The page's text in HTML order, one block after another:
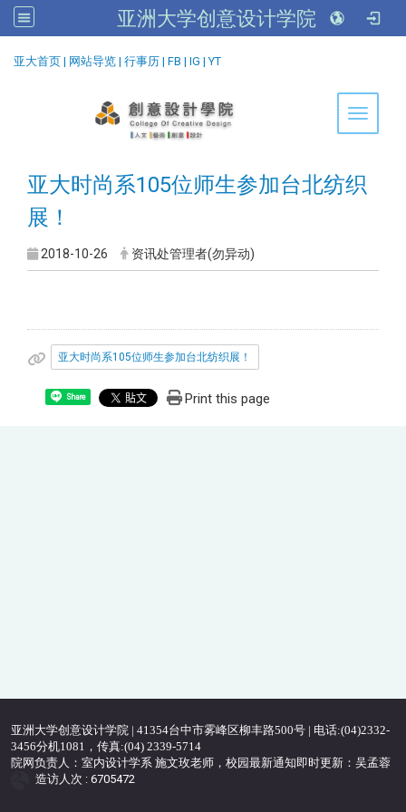
亚洲大学创意设计学院
亚大首页 | 网站导览 | 行事历 | FB | IG | YT
Toggle
亚大时尚系105位师生参加台北纺织
展！
2018-10-26 资讯处管理者(勿异动)
亚大时尚系105位师生参加台北纺织展！
Share Print this page
亚洲大学创意设计学院 | 41354台中市雾峰区柳丰路500号 | 电话:(04)2332-
3456分机1081，传真:(04) 2339-5714
院网负责人：室内设计学系 施文玫老师，校园最新通知即时更新：吴孟蓉
造访人次 : 6705472